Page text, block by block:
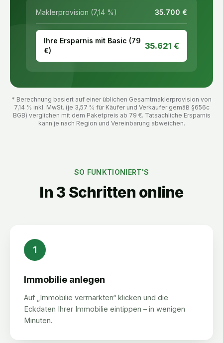
Maklerprovision (7,14 %) 35.700 €
Ihre Ersparnis mit Basic (79
€)
35.621 €
* Berechnung basiert auf einer üblichen Gesamtmaklerprovision von
7,14 % inkl. MwSt. (je 3,57 % für Käufer und Verkäufer gemäß §656c
BGB) verglichen mit dem Paketpreis ab 79 €. Tatsächliche Ersparnis
kann je nach Region und Vereinbarung abweichen.
SO FUNKTIONIERT'S
In 3 Schritten online
1
Immobilie anlegen
Auf „Immobilie vermarkten“ klicken und die
Eckdaten Ihrer Immobilie eintippen – in wenigen
Minuten.